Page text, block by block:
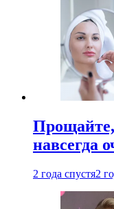
навсегда
2 года спустя2